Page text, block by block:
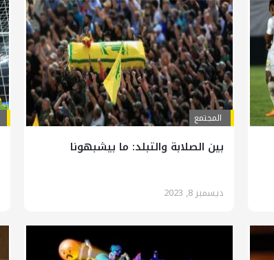
المجتمع
بين الصلابة والتبلد: ما بيشبهونا
ديسمبر 8, 2023